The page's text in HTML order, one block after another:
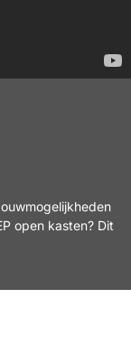
open kasten? Dit